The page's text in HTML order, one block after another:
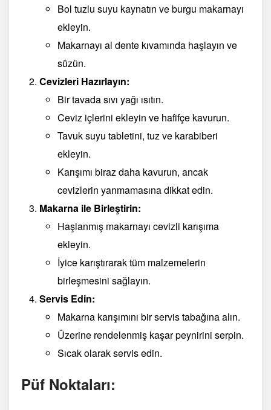
Bol tuzlu suyu kaynatın ve burgu makarnayı
ekleyin.
Makarnayı al dente kıvamında haşlayın ve
süzün.
Cevizleri Hazırlayın:
Bir tavada sıvı yağı ısıtın.
Ceviz içlerini ekleyin ve hafifçe kavurun.
Tavuk suyu tabletini, tuz ve karabiberi
ekleyin.
Karışımı biraz daha kavurun, ancak
cevizlerin yanmamasına dikkat edin.
Makarna ile Birleştirin:
Haşlanmış makarnayı cevizli karışıma
ekleyin.
İyice karıştırarak tüm malzemelerin
birleşmesini sağlayın.
Servis Edin:
Makarna karışımını bir servis tabağına alın.
Üzerine rendelenmiş kaşar peynirini serpin.
Sıcak olarak servis edin.
Püf Noktaları: